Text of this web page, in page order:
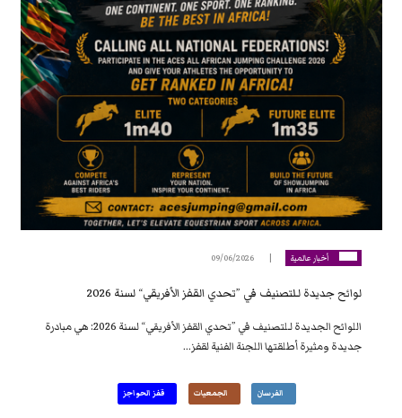
أخبار عالمية
لوائح جديدة لـلتصنيف في ”تحدي القفز الأفريقي“ لسنة 2026
اللوائح الجديدة لـلتصنيف في ”تحدي القفز الأفريقي“ لسنة 2026: هي مبادرة
جديدة ومثيرة أطلقتها اللجنة الفنية لقفز...
الفرسان الجمعيات قفز الحواجز